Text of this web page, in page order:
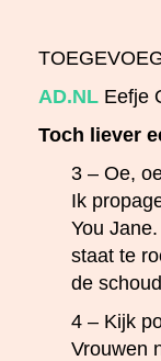
AD.NL Eefje
Toch liever
3 – Oe,
Ik
You
staat te
de
4 – Kijk
Vrouwen